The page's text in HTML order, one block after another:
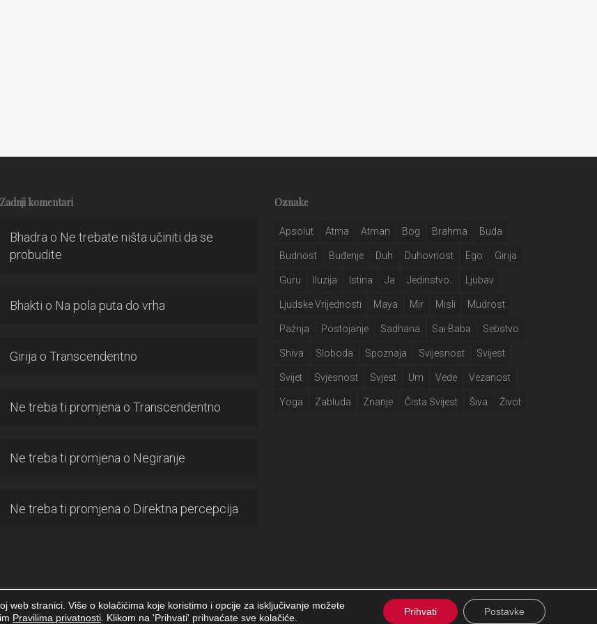
Zadnji komentari
Bhadra o Ne trebate ništa učiniti da se
probudite
Bhakti o Na pola puta do vrha
Girija o Transcendentno
Ne treba ti promjena o Transcendentno
Ne treba ti promjena o Negiranje
Ne treba ti promjena o Direktna percepcija
Oznake
Apsolut Atma Atman Bog Brahma Buda
Budnost Buđenje Duh Duhovnost Ego Girija
Guru Iluzija Istina Ja Jedinstvo.. Ljubav
Ljudske Vrijednosti Maya Mir Misli Mudrost
Pažnja Postojanje Sadhana Sai Baba Sebstvo
Shiva Sloboda Spoznaja Svijesnost Svijest
Svijet Svjesnost Svjest Um Vede Vezanost
Yoga Zabluda Znanje Čista Svijest Šiva Život
facebook
web stranici. Više o kolačićima koje koristimo i opcije za isključivanje možete
Pravilima privatnosti . Klikom na 'Prihvati' prihvaćate sve kolačiće.
Prihvati Postavke